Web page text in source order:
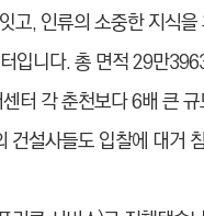
고, 인류의 소중한 지식
입니다. 총 면적 29만
터 각 춘천보다 6배 큰
건설사들도 입찰에 대거